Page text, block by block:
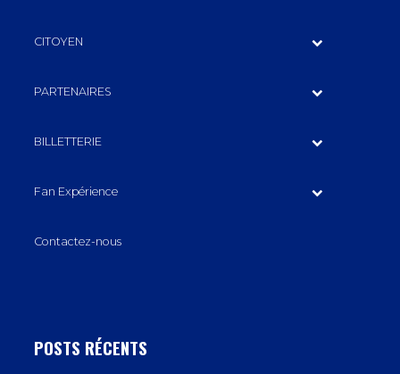
CITOYEN
PARTENAIRES
BILLETTERIE
Fan Expérience
Contactez-nous
POSTS RÉCENTS